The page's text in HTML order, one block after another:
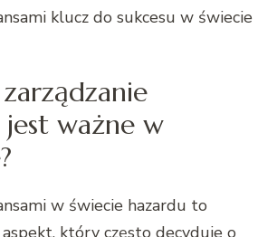
klucz do sukcesu w świecie
ważne w
w świecie hazardu to